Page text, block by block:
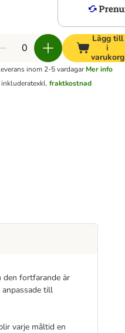
Lägg till
i
varukorg
inom 2-5 vardagar Mer info
exkl. fraktkostnad
den fortfarande är
till
varje måltid en